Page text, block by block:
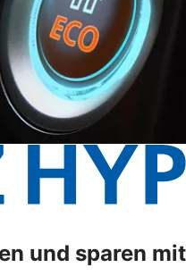
und sparen mit